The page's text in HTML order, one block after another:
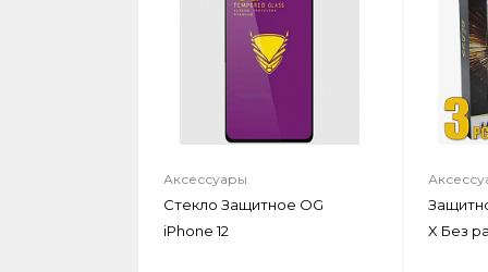
Аксессуары
Стекло Защитное OG
iPhone 12
X Без